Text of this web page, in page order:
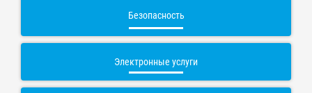
Безопасность
Электронные услуги